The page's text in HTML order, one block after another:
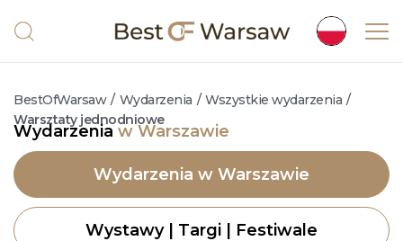
BestOfWarsaw / Wydarzenia / Wszystkie wydarzenia /
Warsztaty jednodniowe
Wydarzenia w Warszawie
Wydarzenia w Warszawie
Wystawy | Targi | Festiwale